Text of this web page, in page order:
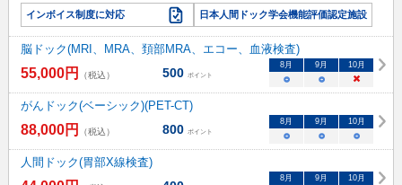
インボイス制度に対応 日本人間ドック学会機能評価認定施設
脳ドック(MRI、MRA、頚部MRA、エコー、血液検査)
55,000円 （税込） 500 ポイント
8月 9月 10月
○ ○ ×
がんドック(ベーシック)(PET-CT)
88,000円 （税込） 800 ポイント
8月 9月 10月
○ ○ ○
人間ドック(胃部X線検査)
8月 9月 10月